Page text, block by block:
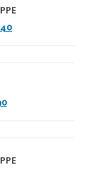
€8.90.
Il
Il
€80.90.